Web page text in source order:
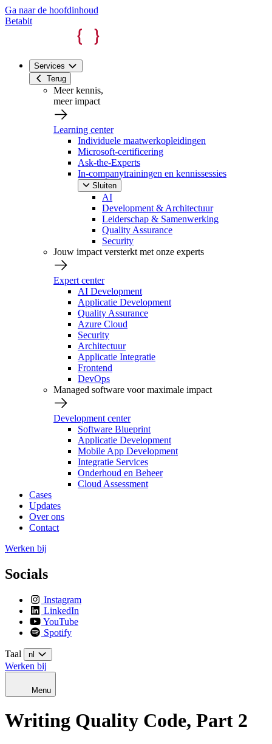
Ga naar de hoofdinhoud
Betabit
Services
Terug
Meer kennis,
meer impact
Learning center
Individuele maatwerkopleidingen
Microsoft-certificering
Ask-the-Experts
In-companytrainingen en kennissessies
Sluiten
AI
Development & Architectuur
Leiderschap & Samenwerking
Quality Assurance
Security
Jouw impact versterkt met onze experts
Expert center
AI Development
Applicatie Development
Quality Assurance
Azure Cloud
Security
Architectuur
Applicatie Integratie
Frontend
DevOps
Managed software voor maximale impact
Development center
Software Blueprint
Applicatie Development
Mobile App Development
Integratie Services
Onderhoud en Beheer
Cloud Assessment
Cases
Updates
Over ons
Contact
Werken bij
Socials
Instagram
LinkedIn
YouTube
Spotify
Taal nl
Werken bij
Menu
Writing Quality Code, Part 2